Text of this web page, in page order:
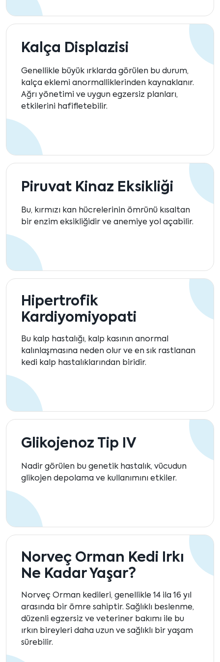
Kalça Displazisi
Genellikle büyük ırklarda görülen bu durum,
kalça eklemi anormalliklerinden kaynaklanır.
Ağrı yönetimi ve uygun egzersiz planları,
etkilerini hafifletebilir.
Piruvat Kinaz Eksikliği
Bu, kırmızı kan hücrelerinin ömrünü kısaltan
bir enzim eksikliğidir ve anemiye yol açabilir.
Hipertrofik
Kardiyomiyopati
Bu kalp hastalığı, kalp kasının anormal
kalınlaşmasına neden olur ve en sık rastlanan
kedi kalp hastalıklarından biridir.
Glikojenoz Tip IV
Nadir görülen bu genetik hastalık, vücudun
glikojen depolama ve kullanımını etkiler.
Norveç Orman Kedi Irkı
Ne Kadar Yaşar?
Norveç Orman kedileri, genellikle 14 ila 16 yıl
arasında bir ömre sahiptir. Sağlıklı beslenme,
düzenli egzersiz ve veteriner bakımı ile bu
ırkın bireyleri daha uzun ve sağlıklı bir yaşam
sürebilir.